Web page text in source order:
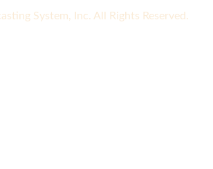
System, Inc. All Rights Reserved.